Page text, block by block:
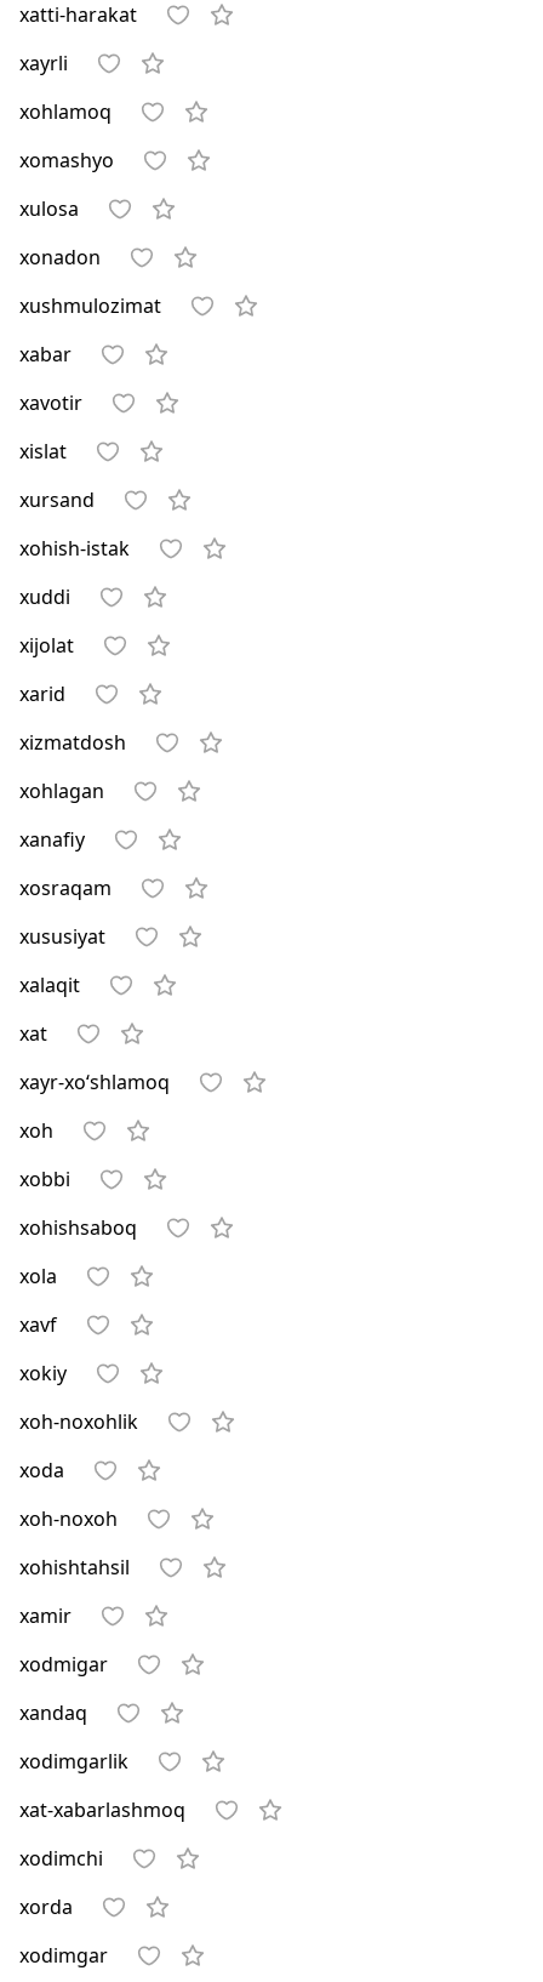
xatti-harakat
xayrli
xohlamoq
xomashyo
xulosa
xonadon
xushmulozimat
xabar
xavotir
xislat
xursand
xohish-istak
xuddi
xijolat
xarid
xizmatdosh
xohlagan
xanafiy
xosraqam
xususiyat
xalaqit
xat
xayr-xo‘shlamoq
xoh
xobbi
xohishsaboq
xola
xavf
xokiy
xoh-noxohlik
xoda
xoh-noxoh
xohishtahsil
xamir
xodmigar
xandaq
xodimgarlik
xat-xabarlashmoq
xodimchi
xorda
xodimgar